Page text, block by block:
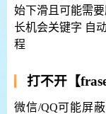
始下滑且可能需
长机会关键字 自
程
打不开【
微信/QQ可能屏